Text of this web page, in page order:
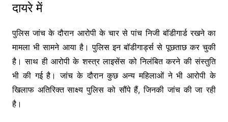
दायरे में
पुलिस जांच के दौरान आरोपी के चार से पांच निजी बॉडीगार्ड रखने का
मामला भी सामने आया है। पुलिस इन बॉडीगार्ड्स से पूछताछ कर चुकी
है। साथ ही आरोपी के शस्त्र लाइसेंस को निलंबित करने की संस्तुति
भी की गई है। जांच के दौरान कुछ अन्य महिलाओं ने भी आरोपी के
खिलाफ अतिरिक्त साक्ष्य पुलिस को सौंपे हैं, जिनकी जांच की जा रही
है।